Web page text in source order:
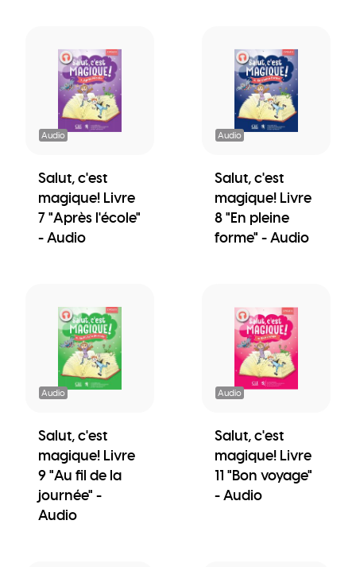
Audio
Salut, c'est
magique! Livre
7 "Après l'école"
- Audio
Audio
Salut, c'est
magique! Livre
8 "En pleine
forme" - Audio
Audio
Salut, c'est
magique! Livre
9 "Au fil de la
journée" -
Audio
Audio
Salut, c'est
magique! Livre
11 "Bon voyage"
- Audio